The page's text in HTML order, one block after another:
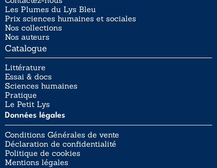
Les Plumes du Lys Bleu
Prix sciences humaines et sociales
Nos collections
Nos auteurs
Catalogue
Littérature
Essai & docs
Sciences humaines
Pratique
Le Petit Lys
Données légales
Conditions Générales de vente
Déclaration de confidentialité
Politique de cookies
Mentions légales